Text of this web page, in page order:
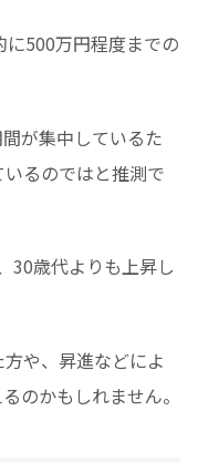
500万円程度までの
が集中しているた
るのではと推測で
30歳代よりも上昇し
や、昇進などによ
のかもしれません。